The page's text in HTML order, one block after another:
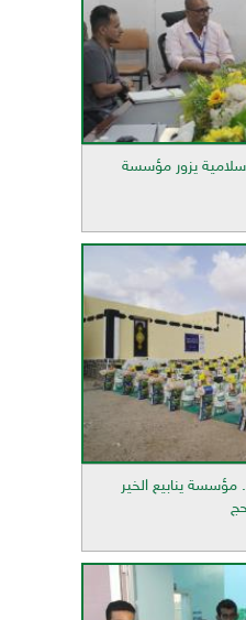
يزور مؤسسة
1,351 فرد .. مؤسسة ينابيع الخير